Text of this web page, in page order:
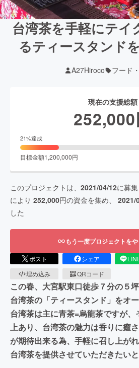
台湾茶を手軽にテイ
るティースタンド
A27Hiroco フード
現在の支援総額
252,000
21%達成
目標金額1,200,000円
このプロジェクトは、 2021/04/12に募
により 252,000円の資金を集め、 2021/
した
もう一度プロジェクトを
ポスト シェア
埋め込み
QRコード
この春、大宮駅東口徒歩７分の５
台湾茶の「ティースタンド」をオ
台湾茶は主に青茶=烏龍茶ですが
上あり、台湾茶の魅力は香りに癒
が期待出来る為、手軽に召し上が
台湾茶を提供させていただきたいと